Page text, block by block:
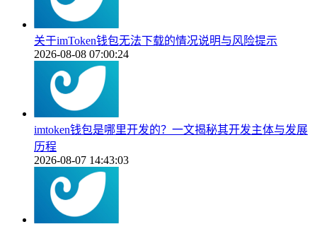
关于imToken钱包无法下载的情况说明与风险提示
2026-08-08 07:00:24
imtoken钱包是哪里开发的？一文揭秘其开发主体与发展
历程
2026-08-07 14:43:03